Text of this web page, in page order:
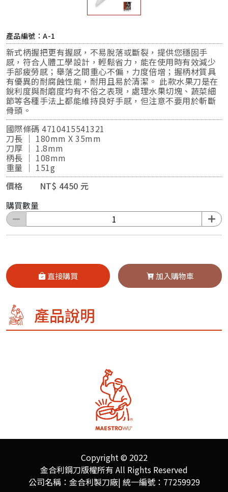
產品編號：A-1
新式柄握把更有握感，不易脫落或斷裂，提供您穩固手
感，符合人體工學設計，輕鬆省力，能在使用時有效減少
手部疲勞感；舉落之間重心不偏，力度倍增；握柄材質具
有優異的耐腐蝕性能，耐用且易於清潔。 此款水果刀是在
銳利度與耐磨度均有不俗之表現，處理水果切塊、蔬菜細
節等各種手法上都能維持良好手感，但注意不要用於斬斷
骨頭。
國際條碼 4710415541321
刀長 ｜ 180mm X 35mm
刀厚 ｜ 1.8mm
柄長 ｜ 108mm
重量 ｜ 151g
價格 NT$ 4450 元
購買數量
直接購買 加入購物車
產品說明
Copyright © 2022
金合利鋼刀版權所有 All Rights Reserved
公司名稱：金合利製刀廠| 統一編號：77259929